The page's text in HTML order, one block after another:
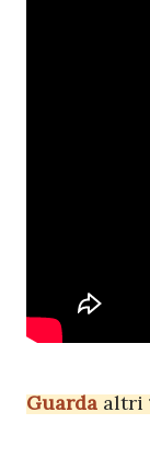
Guardaaltri